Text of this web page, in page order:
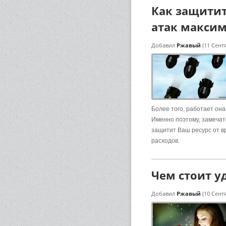
Как
атак
Добавил Ржавый (11
Более того, работает
Именно поэтому,
защитит Ваш ресурс от
расходов.
Чем стоит
Добавил Ржавый (10